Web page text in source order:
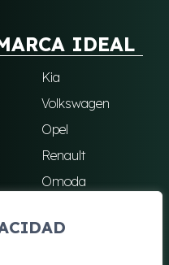
IDEAL
Kia
Volkswagen
Opel
Renault
Omoda
Todas las marcas